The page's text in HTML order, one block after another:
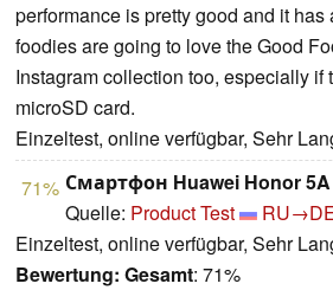
performance is pretty good and it
foodies are going to love the Good
Instagram collection too, especially if
microSD card.
Einzeltest, online verfügbar, Sehr
71% Смартфон Huawei Honor 5A
Quelle: Product Test
Einzeltest, online verfügbar, Sehr
Bewertung: Gesamt: 71%